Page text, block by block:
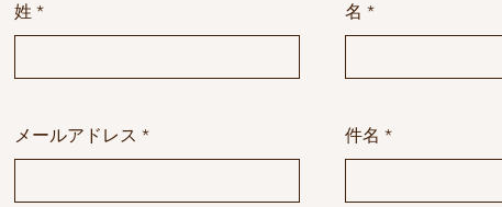
姓 名
メールアドレス 件名